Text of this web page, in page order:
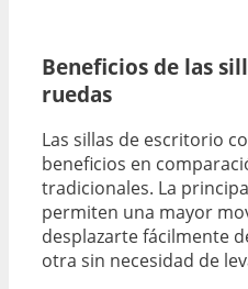
Beneficios de las
ruedas
Las sillas de escritorio
beneficios en
tradicionales. La
permiten una mayor
desplazarte fácilmente
otra sin necesidad de